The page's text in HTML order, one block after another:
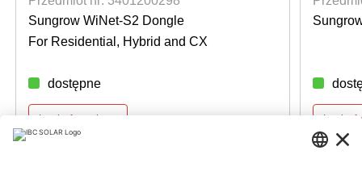
Sungrow WiNet-S2 Dongle
For Residential, Hybrid and CX
dostępne
Login for prices Login